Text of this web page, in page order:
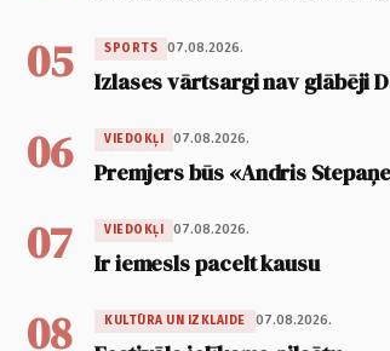
05 SPORTS 07.08.2026.
Izlases vārtsargi nav glābēji
06 VIEDOKĻI 07.08.2026.
Premjers būs «Andris
07 VIEDOKĻI 07.08.2026.
Ir iemesls pacelt kausu
08 KULTŪRA UN IZKLAIDE 07.08.2026.